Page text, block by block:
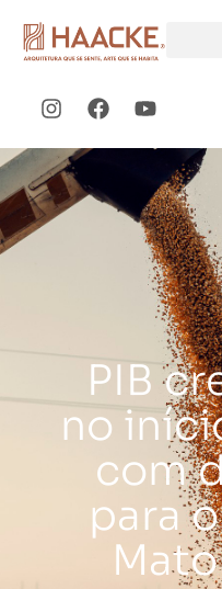
PIB
no
com
para